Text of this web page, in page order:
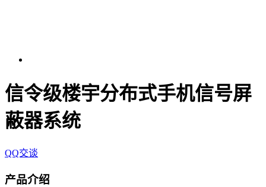
信令级楼宇分布式手机信号屏
蔽器系统
QQ交谈
产品介绍